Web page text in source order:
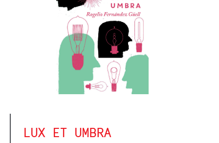
LUX ET UMBRA